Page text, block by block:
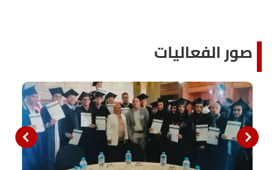
صور الفعاليات